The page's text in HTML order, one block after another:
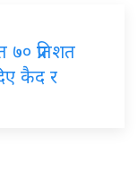
प्रतिशत
कैद र